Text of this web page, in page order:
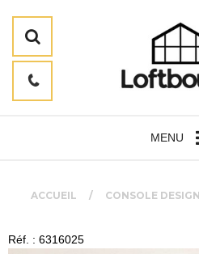
MENU
ACCUEIL CONSOLE DESIGN
Réf. : 6316025